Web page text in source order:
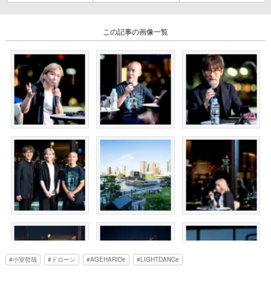
この記事の画像一覧
小室哲哉 ドローン AGEHARIDe LIGHTDANCe